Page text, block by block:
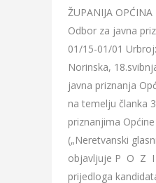
ŽUPANIJA
Odbor za javna
01/15-01/01
Norinska,
javna priznanja
na temelju članka
priznanjima
(„Neretvanski
objavljuje P O Z I
prijedloga